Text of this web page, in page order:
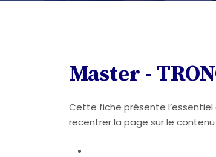
Master -
Cette fiche présente
recentrer la page sur le